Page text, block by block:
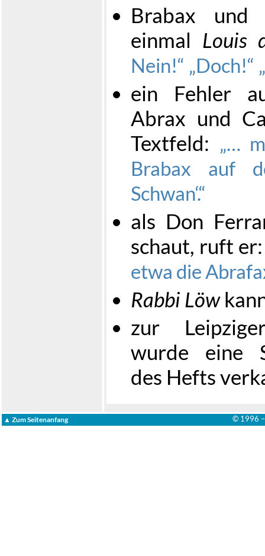
Brabax und
einmal Louis
Nein! Doch!
ein Fehler
Abrax und
Textfeld:
…
Brabax auf
Schwan.
als Don
schaut, ruft
etwa die
Rabbi Löw
zur
wurde eine
des Hefts
▲ Zum Seitenanfang © 1996